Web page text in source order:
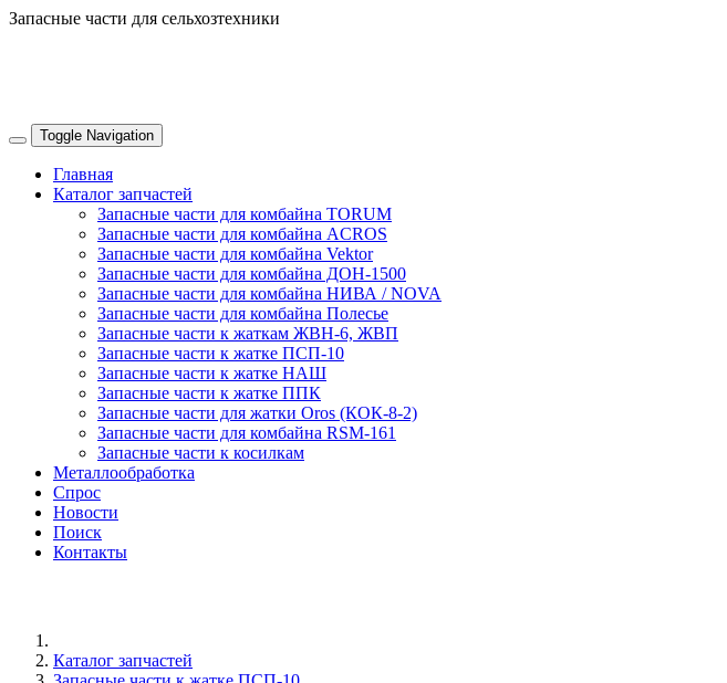
Запасные части для сельхозтехники
Toggle Navigation
Главная
Каталог запчастей
Запасные части для комбайна TORUM
Запасные части для комбайна ACROS
Запасные части для комбайна Vektor
Запасные части для комбайна ДОН-1500
Запасные части для комбайна НИВА / NOVA
Запасные части для комбайна Полесье
Запасные части к жаткам ЖВН-6, ЖВП
Запасные части к жатке ПСП-10
Запасные части к жатке НАШ
Запасные части к жатке ППК
Запасные части для жатки Oros (КОК-8-2)
Запасные части для комбайна RSM-161
Запасные части к косилкам
Металлообработка
Спрос
Новости
Поиск
Контакты
Каталог запчастей